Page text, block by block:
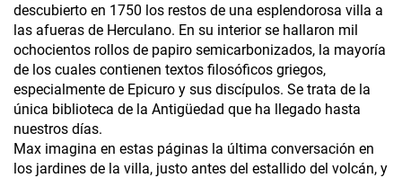
descubierto en 1750 los restos de una esplendorosa villa a
las afueras de Herculano. En su interior se hallaron mil
ochocientos rollos de papiro semicarbonizados, la mayoría
de los cuales contienen textos filosóficos griegos,
especialmente de Epicuro y sus discípulos. Se trata de la
única biblioteca de la Antigüedad que ha llegado hasta
nuestros días.
Max imagina en estas páginas la última conversación en
los jardines de la villa, justo antes del estallido del volcán, y